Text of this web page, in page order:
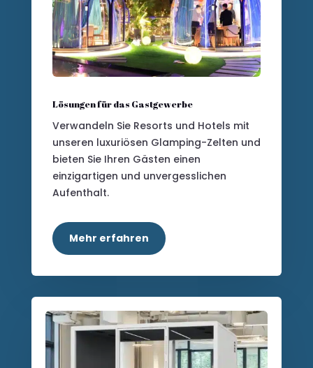
Lösungen für das Gastgewerbe
Verwandeln Sie Resorts und Hotels mit
unseren luxuriösen Glamping-Zelten und
bieten Sie Ihren Gästen einen
einzigartigen und unvergesslichen
Aufenthalt.
Mehr erfahren